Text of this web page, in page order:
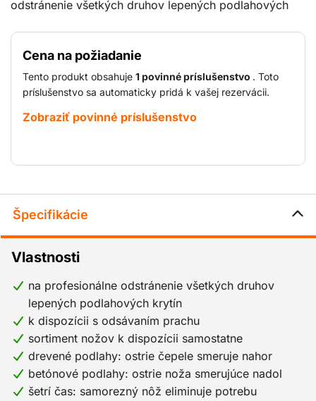
odstránenie všetkých druhov lepených podlahových
čepeľ na odstránenie U profilu: táto čepeľ je vhodná na
odstraňovanie kobercov/linolea z tvrdých
(betónových) podláh a súčasne na rezanie materiálu na
pásy. .
Cena na požiadanie
Tento produkt obsahuje 1 povinné príslušenstvo . Toto
príslušenstvo sa automaticky pridá k vašej rezervácii.
Zobraziť povinné príslušenstvo
Špecifikácie
Vlastnosti
na profesionálne odstránenie všetkých druhov
lepených podlahových krytín
k dispozícii s odsávaním prachu
sortiment nožov k dispozícii samostatne
drevené podlahy: ostrie čepele smeruje nahor
betónové podlahy: ostrie noža smerujúce nadol
šetrí čas: samorezný nôž eliminuje potrebu